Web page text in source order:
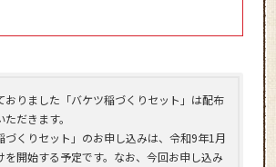
おりました「バケツ稲づくりセット」は配布
だきます。
づくりセット」のお申し込みは、令和9年1月
を開始する予定です。なお、今回お申し込み